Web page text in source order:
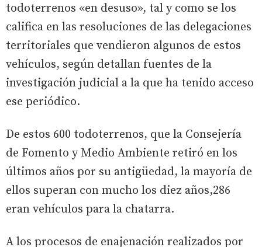
todoterrenos «en desuso», tal y como se los
califica en las resoluciones de las delegaciones
territoriales que vendieron algunos de estos
vehículos, según detallan fuentes de la
investigación judicial a la que ha tenido acceso
ese periódico.
De estos 600 todoterrenos, que la Consejería
de Fomento y Medio Ambiente retiró en los
últimos años por su antigüedad, la mayoría de
ellos superan con mucho los diez años,286
eran vehículos para la chatarra.
A los procesos de enajenación realizados por